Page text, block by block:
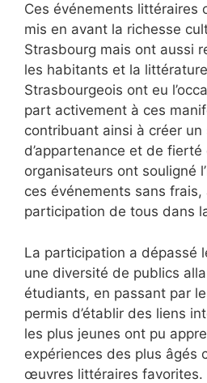
Ces événements littéraires
mis en avant la richesse
Strasbourg mais ont aussi
les habitants et la
Strasbourgeois ont eu
part activement à ces
contribuant ainsi à créer un
d’appartenance et de
organisateurs ont souligné
ces événements sans frais,
participation de tous dans
La participation a dépassé
une diversité de publics
étudiants, en passant par
permis d’établir des liens
les plus jeunes ont pu
expériences des plus âgés
œuvres littéraires favorites.